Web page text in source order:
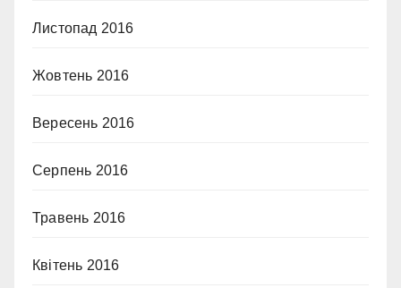
Листопад 2016
Жовтень 2016
Вересень 2016
Серпень 2016
Травень 2016
Квітень 2016